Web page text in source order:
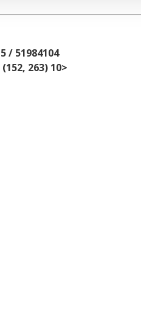
/ 51984104
263) 10>